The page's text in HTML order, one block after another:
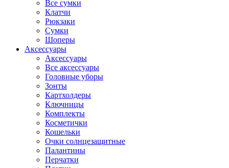
Все сумки
Клатчи
Рюкзаки
Сумки
Шоперы
Аксессуары
Аксессуары
Все аксессуары
Головные уборы
Зонты
Картхолдеры
Ключницы
Комплекты
Косметички
Кошельки
Очки солнцезащитные
Палантины
Перчатки